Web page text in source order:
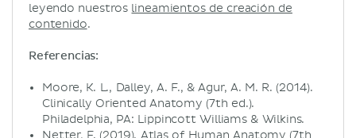
leyendo nuestros lineamientos de creación de
contenido.
Referencias:
Moore, K. L., Dalley, A. F., & Agur, A. M. R. (2014).
Clinically Oriented Anatomy (7th ed.).
Philadelphia, PA: Lippincott Williams & Wilkins.
Netter, F. (2019). Atlas of Human Anatomy (7th